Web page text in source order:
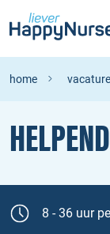
home
8 - 36 uur